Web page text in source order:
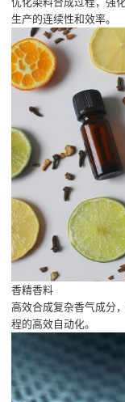
生产的连续性和效率。
香精香料
高效合成复杂香气成分
程的高效自动化。